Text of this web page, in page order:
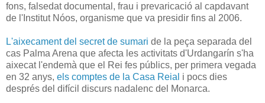
fons, falsedat documental, frau i prevaricació al capdavant
de l'Institut Nóos, organisme que va presidir fins al 2006.
L'aixecament del secret de sumari de la peça separada del
cas Palma Arena que afecta les activitats d'Urdangarín s'ha
aixecat l'endemà que el Rei fes públics, per primera vegada
en 32 anys, els comptes de la Casa Reial i pocs dies
després del difícil discurs nadalenc del Monarca.